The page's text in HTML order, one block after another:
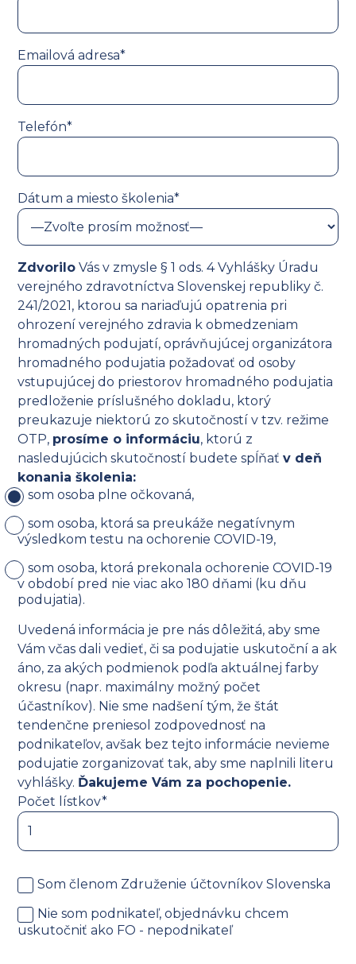
Emailová adresa*
Telefón*
Dátum a miesto školenia*
Zdvorilo Vás v zmysle § 1 ods. 4 Vyhlášky Úradu
verejného zdravotníctva Slovenskej republiky č.
241/2021, ktorou sa nariaďujú opatrenia pri
ohrození verejného zdravia k obmedzeniam
hromadných podujatí, oprávňujúcej organizátora
hromadného podujatia požadovať od osoby
vstupujúcej do priestorov hromadného podujatia
predloženie príslušného dokladu, ktorý
preukazuje niektorú zo skutočností v tzv. režime
OTP, prosíme o informáciu, ktorú z
nasledujúcich skutočností budete spĺňaťv deň
konania školenia:
som osoba plne očkovaná,
som osoba, ktorá sa preukáže negatívnym
výsledkom testu na ochorenie COVID-19,
som osoba, ktorá prekonala ochorenie COVID-19
v období pred nie viac ako 180 dňami (ku dňu
podujatia).
Uvedená informácia je pre nás dôležitá, aby sme
Vám včas dali vedieť, či sa podujatie uskutoční a ak
áno, za akých podmienok podľa aktuálnej farby
okresu (napr. maximálny možný počet
účastníkov). Nie sme nadšení tým, že štát
tendenčne preniesol zodpovednosť na
podnikateľov, avšak bez tejto informácie nevieme
podujatie zorganizovať tak, aby sme naplnili literu
vyhlášky. Ďakujeme Vám za pochopenie.
Počet lístkov*
Som členom Združenie účtovníkov Slovenska
Nie som podnikateľ, objednávku chcem
uskutočniť ako FO - nepodnikateľ